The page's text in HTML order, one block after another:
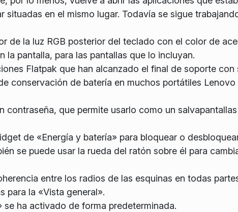
en el mismo lugar. Todavía se sigue
de la luz RGB posterior del teclado con el color de
pantalla, para las pantallas que lo incluyan.
Flatpak que han alcanzado el final de soporte con
conservación de batería en muchos portátiles
contraseña, que permite usarlo como un
de «Energía y batería» para bloquear o
se puede usar la rueda del ratón sobre él para
entre los radios de las esquinas en todas
para la «Vista general».
ha activado de forma predeterminada.